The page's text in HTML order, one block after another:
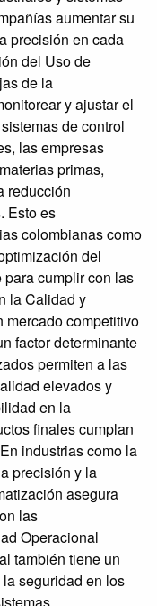
aumentar su
precisión en cada
del Uso de
de la
y ajustar el
de control
las empresas
primas,
reducción
Esto es
colombianas como
del
cumplir con las
la Calidad y
mercado competitivo
factor determinante
permiten a las
elevados y
en la
finales cumplan
industrias como la
precisión y la
asegura
las
Operacional
también tiene un
seguridad en los